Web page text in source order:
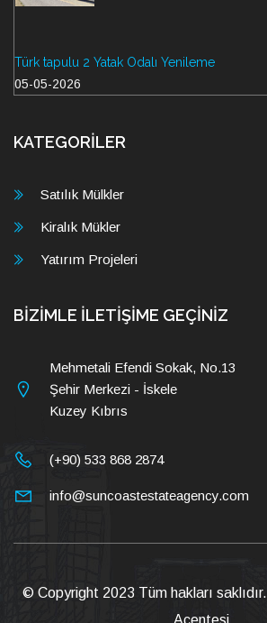
Türk tapulu 2 Yatak Odalı Yenileme
05-05-2026
KATEGORİLER
Satılık Mülkler
Kiralık Mükler
Yatırım Projeleri
BİZİMLE İLETİŞİME GEÇİNİZ
Mehmetali Efendi Sokak, No.13
Şehir Merkezi - İskele
Kuzey Kıbrıs
(+90) 533 868 2874
info@suncoastestateagency.com
© Copyright 2023 Tüm hakları saklıdır.
Acentesi